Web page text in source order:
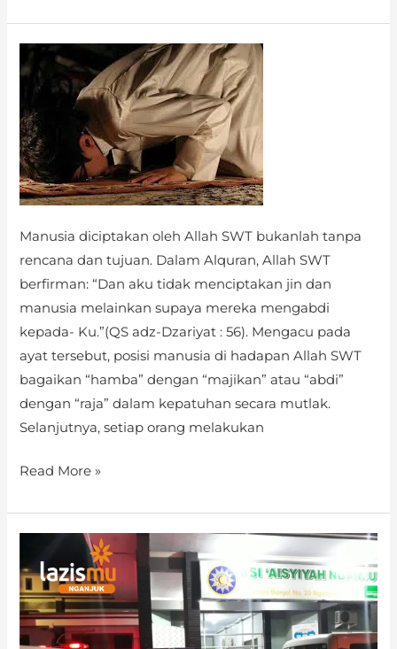
Manusia diciptakan oleh Allah SWT bukanlah tanpa
rencana dan tujuan. Dalam Alquran, Allah SWT
berfirman: “Dan aku tidak menciptakan jin dan
manusia melainkan supaya mereka mengabdi
kepada- Ku.”(QS adz-Dzariyat : 56). Mengacu pada
ayat tersebut, posisi manusia di hadapan Allah SWT
bagaikan “hamba” dengan “majikan” atau “abdi”
dengan “raja” dalam kepatuhan secara mutlak.
Selanjutnya, setiap orang melakukan
MERAIH
KESEMPURNAAN
IBADAH
Read More »
Peduli
Corp
Ambulance
Lazismu